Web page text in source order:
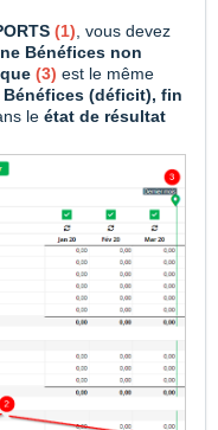
(1), vous devez
Bénéfices non
(3) est le même
Bénéfices (déficit), fin
le état de résultat